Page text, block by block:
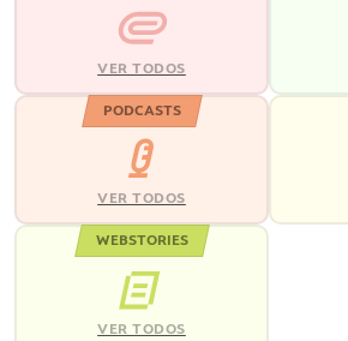
VER TODOS
PODCASTS
VER TODOS
WEBSTORIES
VER TODOS